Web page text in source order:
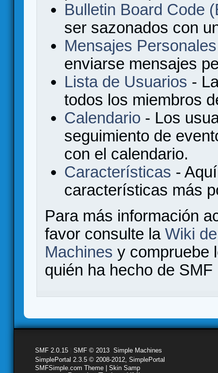
Bulletin Board Code
ser sazonados con
Mensajes Personales
enviarse mensajes
Lista de Usuarios -
todos los miembros
Calendario - Los
seguimiento de
con el calendario.
Características -
características más
Para más información
favor consulte la Wiki
Machines y compruebe
quién ha hecho de
SMF 2.0.15 SMF © 2013 Simple Machines
SimplePortal 2.3.5 © 2008-2012, SimplePortal
SMFSimple.com Theme | Skin Samp